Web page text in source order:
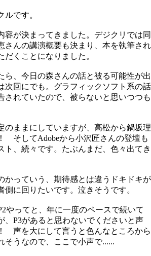
ルです。
容が決まってきました。デジクリでは同
さんの講演概要も決まり、本を執筆され
だくことになりました。
ら、今日の森さんの話と被る可能性が出
次回にでも。グラフィックソフト系の話
されていたので、被らないと思いつつも
のままにしていますが、高松から鍋坂理
そしてAdobeから小沢匠さんの登壇も
、続々です。たぶんまだ、色々出てき
かっていう、期待感とは違うドキドキが
側に回りたいです。泣きそうです。
やってと、年に一度のペースで続いて
、P3があると思わないでくださいと声
声を大にして言うと色んなところから
そうなので、ここで小声で......